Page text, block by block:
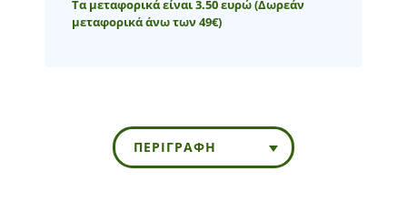
Τα μεταφορικά είναι 3.50 ευρώ(Δωρεάν
μεταφορικά άνω των 49€)
ΠΕΡΙΓΡΑΦΉ